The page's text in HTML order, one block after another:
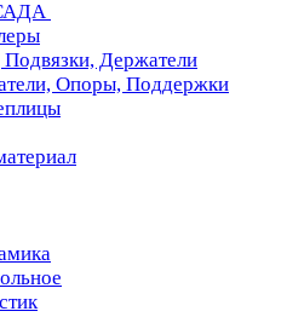
Держатели
Опоры, Поддержки